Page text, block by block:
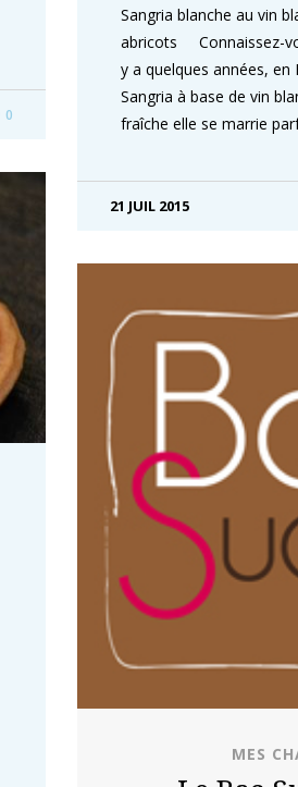
0
Sangria blanche au vin
abricots Connaissez-
y a quelques années, en
Sangria à base de vin
fraîche elle se marrie
21 JUIL 2015
MES